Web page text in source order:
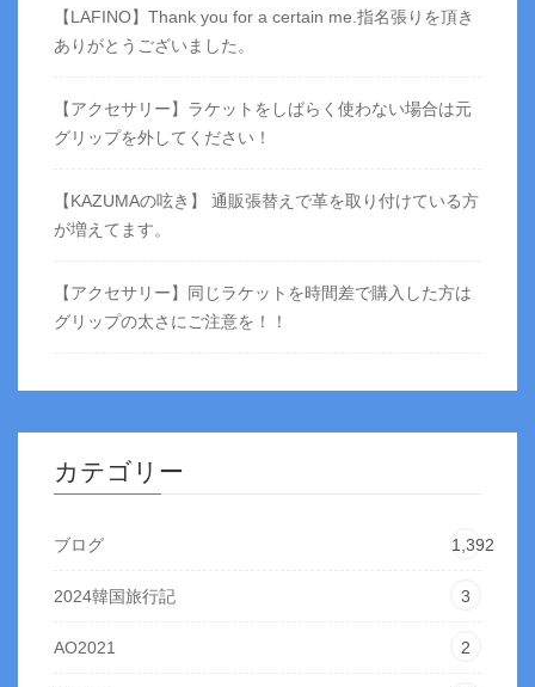
【LAFINO】Thank you for a certain me.指名張りを頂き
ありがとうございました。
【アクセサリー】ラケットをしばらく使わない場合は元
グリップを外してください！
【KAZUMAの呟き】 通販張替えで革を取り付けている方
が増えてます。
【アクセサリー】同じラケットを時間差で購入した方は
グリップの太さにご注意を！！
カテゴリー
ブログ 1,392
2024韓国旅行記 3
AO2021 2